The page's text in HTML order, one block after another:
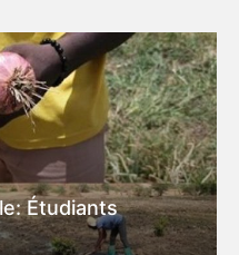
Étudiants